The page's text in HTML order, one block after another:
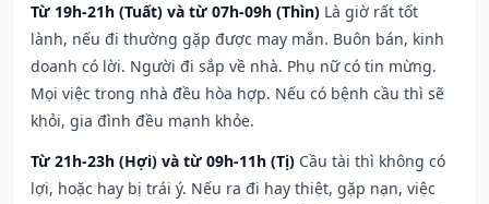
Từ 19h-21h (Tuất) và từ 07h-09h (Thìn) Là giờ rất tốt
lành, nếu đi thường gặp được may mắn. Buôn bán, kinh
doanh có lời. Người đi sắp về nhà. Phụ nữ có tin mừng.
Mọi việc trong nhà đều hòa hợp. Nếu có bệnh cầu thì sẽ
khỏi, gia đình đều mạnh khỏe.
Từ 21h-23h (Hợi) và từ 09h-11h (Tị) Cầu tài thì không có
lợi, hoặc hay bị trái ý. Nếu ra đi hay thiệt, gặp nạn, việc